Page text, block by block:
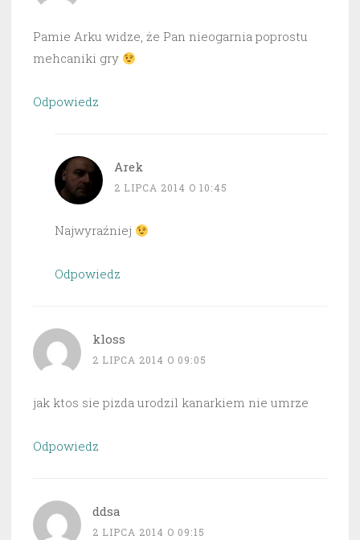
Pamie Arku widze, że Pan nieogarnia poprostu
mehcaniki gry
Odpowiedz
Arek
2 LIPCA 2014 O 10:45
Najwyraźniej
Odpowiedz
kloss
2 LIPCA 2014 O 09:05
jak ktos sie pizda urodzil kanarkiem nie umrze
Odpowiedz
ddsa
2 LIPCA 2014 O 09:15